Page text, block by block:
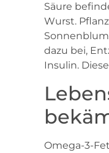
Säure
Wurst.
dazu bei,
Insulin.
Omega-3-